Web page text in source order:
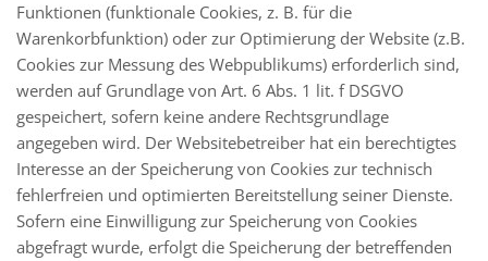
Funktionen (funktionale Cookies, z. B. für die
Warenkorbfunktion) oder zur Optimierung der Website (z.B.
Cookies zur Messung des Webpublikums) erforderlich sind,
werden auf Grundlage von Art. 6 Abs. 1 lit. f DSGVO
gespeichert, sofern keine andere Rechtsgrundlage
angegeben wird. Der Websitebetreiber hat ein berechtigtes
Interesse an der Speicherung von Cookies zur technisch
fehlerfreien und optimierten Bereitstellung seiner Dienste.
Sofern eine Einwilligung zur Speicherung von Cookies
abgefragt wurde, erfolgt die Speicherung der betreffenden